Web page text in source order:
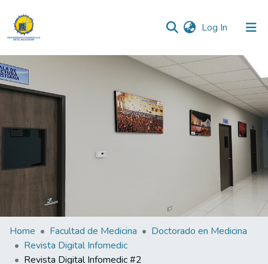
Log In (current)
Communities & Collections
All of DSpace
Home Facultad de Medicina
Doctorado en Medicina
Revista Digital Infomedic
Revista Digital Infomedic #2